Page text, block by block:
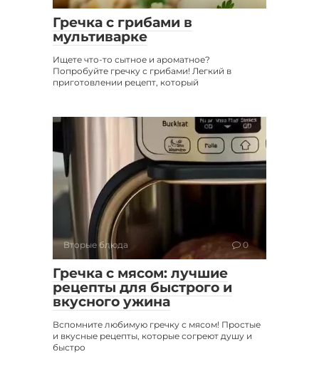
Гречка с грибами в
мультиварке
Ищете что-то сытное и ароматное?
Попробуйте гречку с грибами! Легкий в
приготовлении рецепт, который
Вторые блюда 0
Гречка с мясом: лучшие
рецепты для быстрого и
вкусного ужина
Вспомните любимую гречку с мясом! Простые
и вкусные рецепты, которые согреют душу и
быстро